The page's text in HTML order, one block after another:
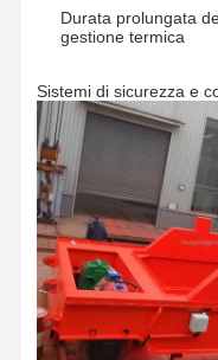
Casa
Durata prolungata
gestione termica
Sistemi di sicurezza e